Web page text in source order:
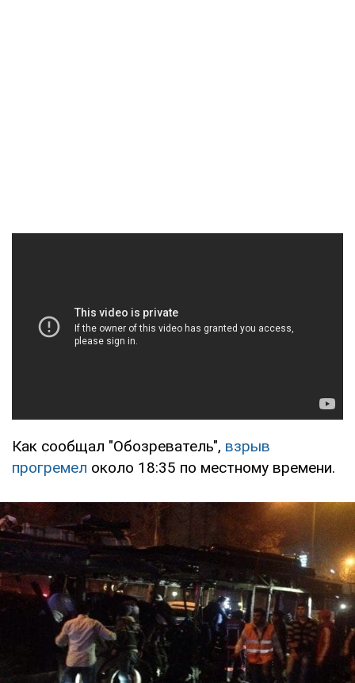
Как сообщал "Обозреватель", взрыв
прогремел около 18:35 по местному времени.